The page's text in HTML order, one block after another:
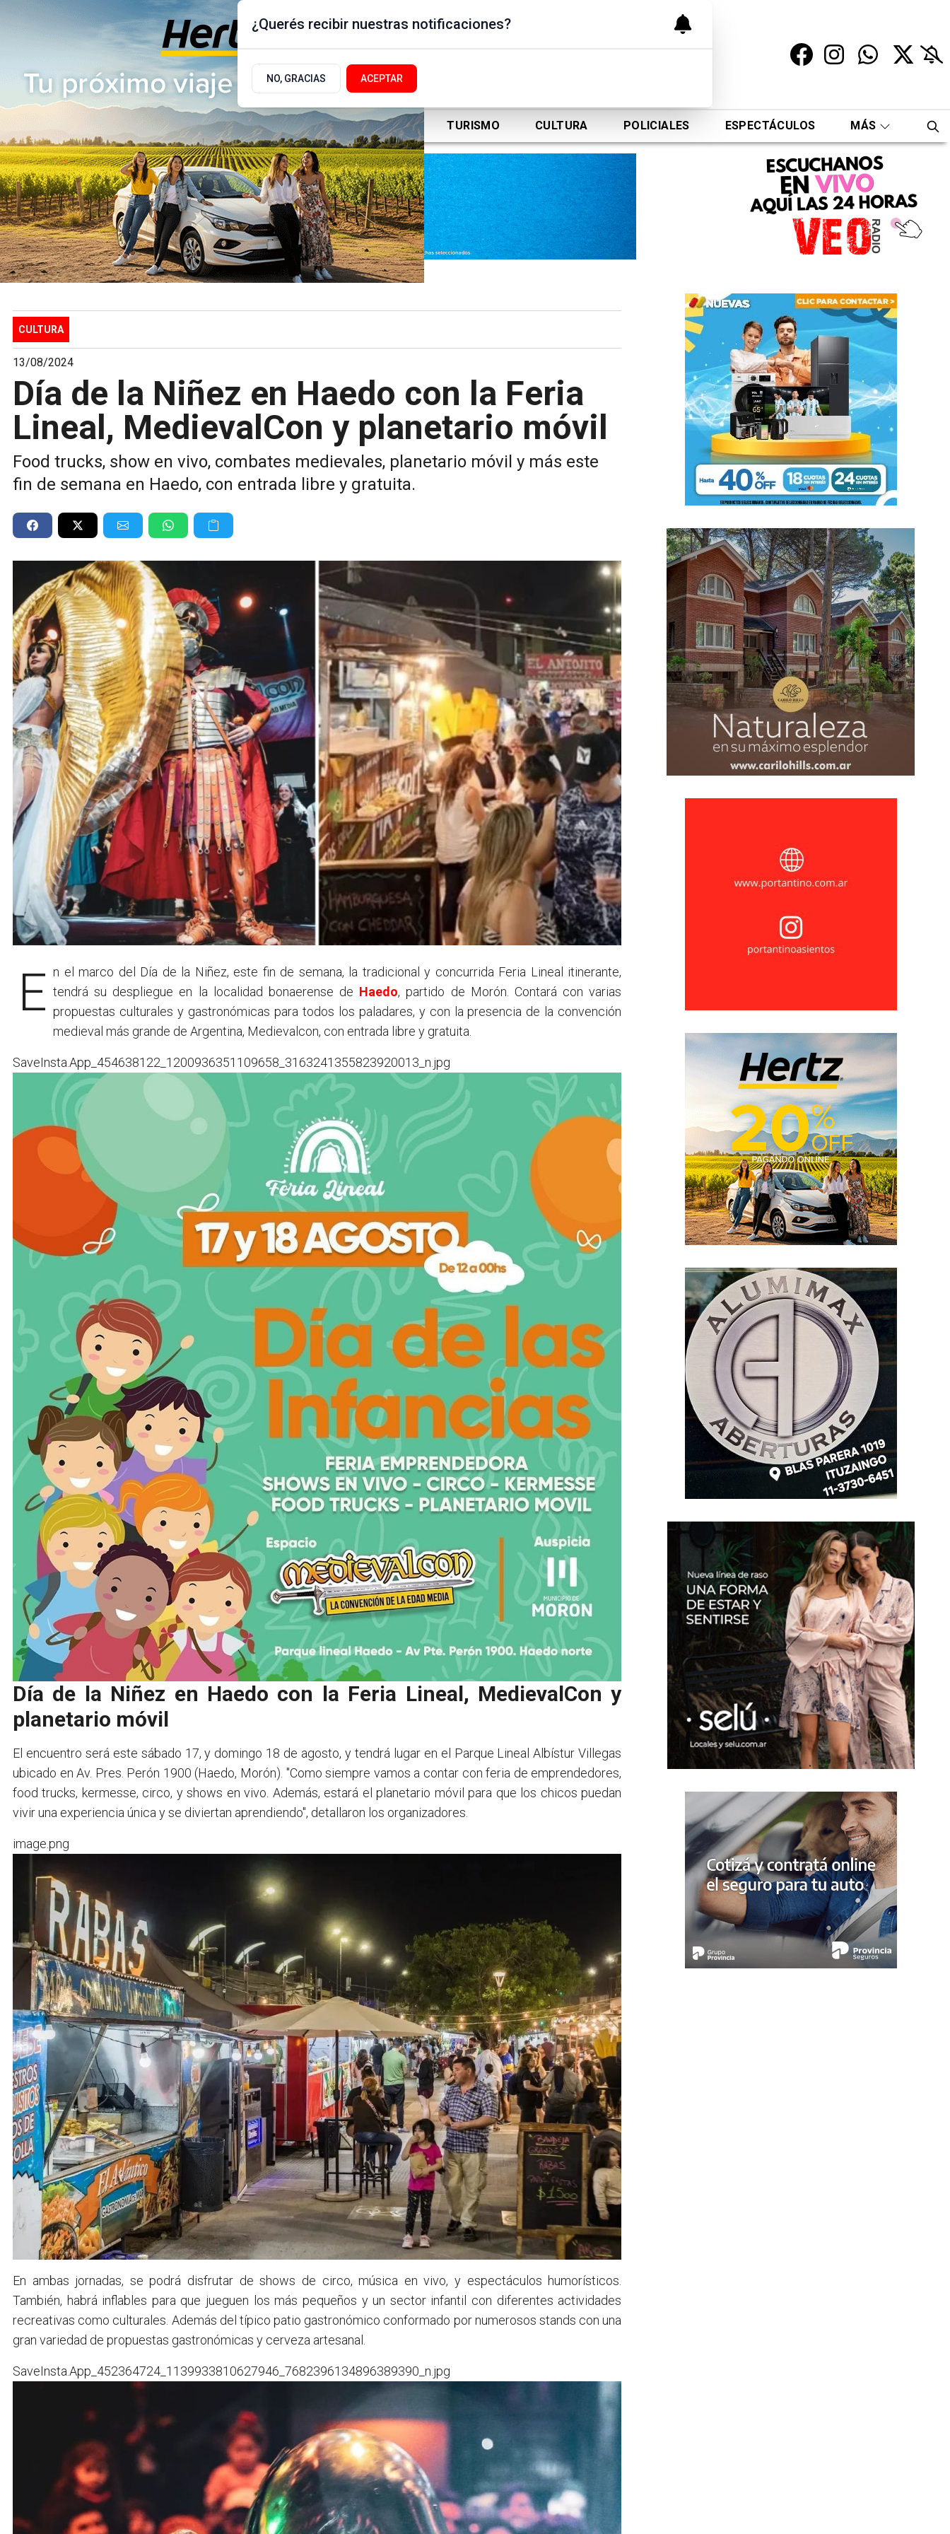
Jueves 6 de Agosto
de 2026
17.9ºc | Buenos Aires, AR
ACTUALIDAD POLÍTICA DEPORTES TURISMO CULTURA POLICIALES ESPECTÁCULOS MÁS
CULTURA
13/08/2024
Día de la Niñez en Haedo con la Feria
Lineal, MedievalCon y planetario móvil
Food trucks, show en vivo, combates medievales, planetario móvil y más este
fin de semana en Haedo, con entrada libre y gratuita.
En el marco del Día de la Niñez, este fin de semana, la tradicional y concurrida Feria Lineal itinerante, tendrá su despliegue en la localidad bonaerense de Haedo, partido de Morón. Contará con varias
propuestas culturales y gastronómicas para todos los paladares, y con la presencia de la convención
medieval más grande de Argentina, Medievalcon, con entrada libre y gratuita.
SaveInsta.App_454638122_1200936351109658_3163241355823920013_n.jpg
Día de la Niñez en Haedo con la Feria Lineal, MedievalCon y
planetario móvil
El encuentro será este sábado 17, y domingo 18 de agosto, y tendrá lugar en el Parque Lineal Albístur Villegas
ubicado en Av. Pres. Perón 1900 (Haedo, Morón). "Como siempre vamos a contar con feria de emprendedores,
food trucks, kermesse, circo, y shows en vivo. Además, estará el planetario móvil para que los chicos puedan
vivir una experiencia única y se diviertan aprendiendo", detallaron los organizadores.
image.png
En ambas jornadas, se podrá disfrutar de shows de circo, música en vivo, y espectáculos humorísticos.
También, habrá inflables para que jueguen los más pequeños y un sector infantil con diferentes actividades
recreativas como culturales. Además del típico patio gastronómico conformado por numerosos stands con una
gran variedad de propuestas gastronómicas y cerveza artesanal.
SaveInsta.App_452364724_1139933810627946_7682396134896389390_n.jpg
¿Querés recibir nuestras notificaciones?
NO, GRACIAS ACEPTAR